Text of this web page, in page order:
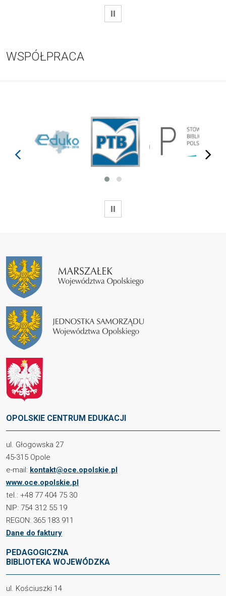
WSTRZYMAJ
WSPÓŁPRACA
prev next
WSTRZYMAJ
OPOLSKIE CENTRUM EDUKACJI
ul. Głogowska 27
45-315 Opole
e-mail: kontakt@oce.opolskie.pl
www.oce.opolskie.pl
tel.: +48 77 404 75 30
NIP: 754 312 55 19
REGON: 365 183 911
Dane do faktury
PEDAGOGICZNA
BIBLIOTEKA WOJEWÓDZKA
ul. Kościuszki 14